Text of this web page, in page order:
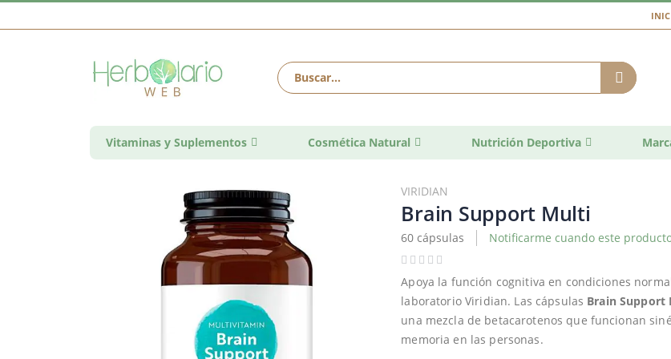
Vitaminas y Suplementos Cosmética Natural Nutrición Deportiva
VIRIDIAN
Brain Support Multi
60 cápsulas Notificarme cuando este
Apoya la función cognitiva en condiciones
laboratorio Viridian. Las cápsulas Brain Support
una mezcla de betacarotenos que funcionan
memoria en las personas.